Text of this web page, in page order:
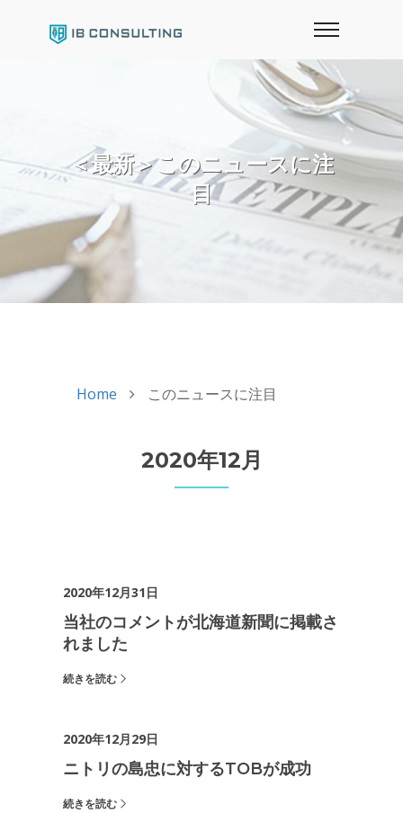
＜最新＞このニュースに注
目
Home このニュースに注目
2020年12月
2020年12月31日
当社のコメントが北海道新聞に掲載さ
れました
続きを読む
2020年12月29日
ニトリの島忠に対するTOBが成功
続きを読む